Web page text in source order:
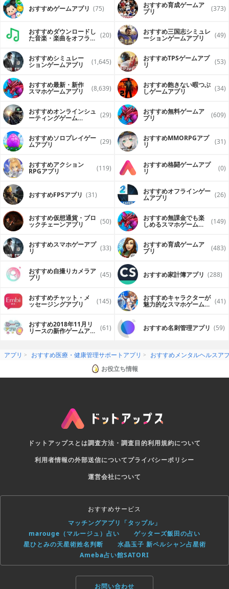
おすすめゲームアプリ (75) おすすめ育成ゲームア
プリ (373)
おすすめダウンロードし
た音楽・楽曲をオフライ (20) おすすめ三国志シミュレ
ーションゲームアプリ (49)
おすすめシミュレー
ションゲームアプリ (1,645) おすすめTPSゲームアプ
リ (53)
おすすめ最新・新作
スマホゲームアプリ (8,639) おすすめ飽きない暇つぶ
しゲームアプリ (34)
おすすめオンラインシュ
ーティングゲーム (29) おすすめ無料ゲームア
プリ (609)
おすすめソロプレイゲー
ムアプリ (29) おすすめ MMORPGアプ
リ (31)
おすすめアクション
RPGアプリ (119) おすすめ格闘ゲームアプ
リ (0)
おすすめFPSアプリ (31) おすすめオフラインゲー
ムアプリ (26)
おすすめ仮想通貨・ブロ
ックチェーンアプリ (50) おすすめ無課金でも楽
しめるスマホゲームア (149)
おすすめスマホゲーアプ
リ (33) おすすめ育成ゲームア
プリ (483)
おすすめ自撮りカメラア
プリ (45) おすすめ家計簿アプリ (288)
おすすめチャット・メ
ッセージングアプリ (145) おすすめキャラクターが
魅力的なスマホゲームア (41)
おすすめ2018年11月リ
リースの新作ゲームアプ (61) おすすめ名刺管理アプリ (59)
アプリ おすすめ医療・健康管理サポートアプリ
おすすめメンタルヘルスア
お役立ち情報
ドットアップスとは調査方法・調査目的利用規約について
利用者情報の外部送信についてプライバシーポリシー
運営会社について
おすすめサービス
マッチングアプリ「タップル」
marouge（マルージュ）占い
ゲッターズ飯田の占い
星ひとみの天星術姓名判断
水晶玉子 新ペルシャン占星術
Ameba占い館SATORI
お問い合わせ